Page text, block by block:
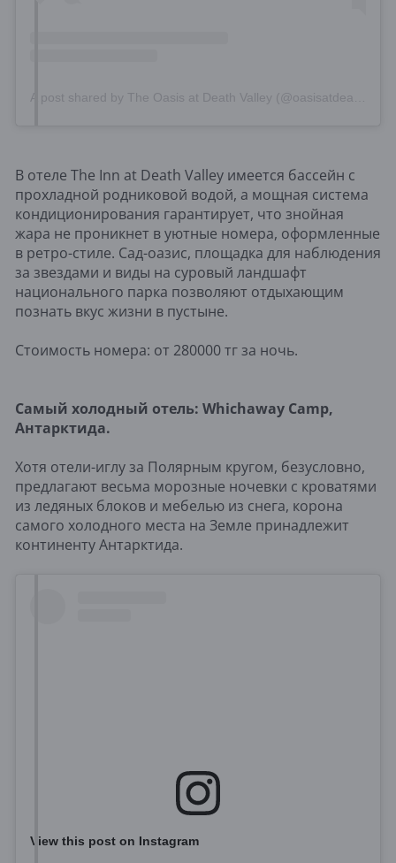
В отеле The Inn at Death Valley имеется бассейн с
прохладной родниковой водой, а мощная система
кондиционирования гарантирует, что знойная
жара не проникнет в уютные номера, оформленные
в ретро-стиле. Сад-оазис, площадка для наблюдения
за звездами и виды на суровый ландшафт
национального парка позволяют отдыхающим
познать вкус жизни в пустыне.
Стоимость номера: от 280000 тг за ночь.
Самый холодный отель: Whichaway Camp,
Антарктида.
Хотя отели-иглу за Полярным кругом, безусловно,
предлагают весьма морозные ночевки с кроватями
из ледяных блоков и мебелью из снега, корона
самого холодного места на Земле принадлежит
континенту Антарктида.
View this post on Instagram